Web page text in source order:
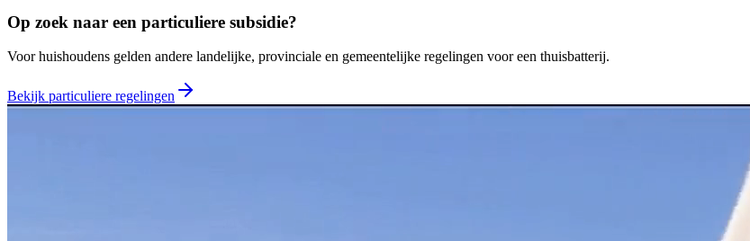
Op zoek naar een particuliere subsidie?
Voor huishoudens gelden andere landelijke, provinciale en gemeentelijke regelingen voor een thuisbatterij.
Bekijk particuliere regelingen